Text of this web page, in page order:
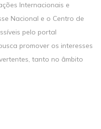
Internacionais e
Nacional e o Centro de
pelo portal
promover os interesses
tanto no âmbito